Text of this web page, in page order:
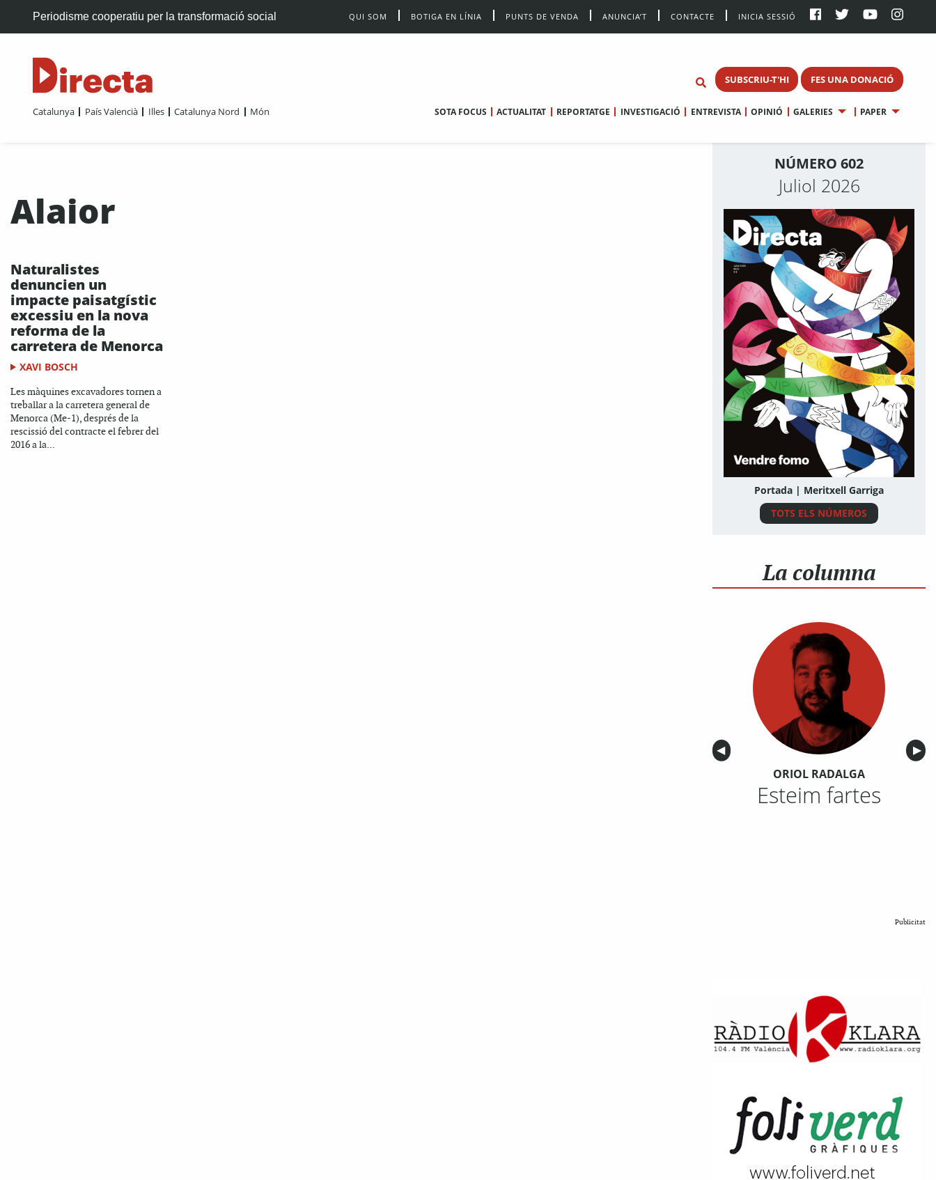
Periodisme cooperatiu per la transformació social QUI SOM BOTIGA EN LÍNIA PUNTS DE VENDA ANUNCIA’T CONTACTE INICIA SESSIÓ
SUBSCRIU-T'HI FES UNA DONACIÓ
Catalunya País Valencià Illes Catalunya Nord Món SOTA FOCUS ACTUALITAT REPORTATGE INVESTIGACIÓ ENTREVISTA OPINIÓ GALERIES PAPER
Alaior
Naturalistes
denuncien un
impacte paisatgístic
excessiu en la nova
reforma de la
carretera de Menorca
XAVI BOSCH
Les màquines excavadores tornen a
treballar a la carretera general de
Menorca (Me-1), després de la
rescissió del contracte el febrer del
2016 a la...
NÚMERO 602
Juliol 2026
Portada | Meritxell Garriga
TOTS ELS NÚMEROS
La columna
Anterior
◀︎ ▶︎
ORIOL RADALGA
Esteim fartes
Publicitat